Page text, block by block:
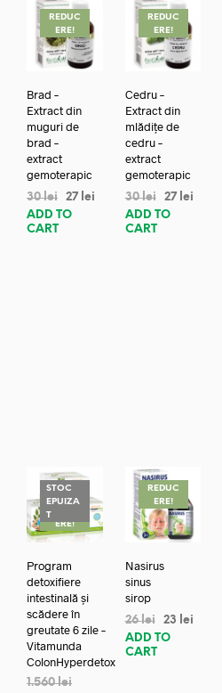
REDUC
ERE!
Brad –
Extract din
muguri de
brad –
extract
gemoterapic
30lei 27 lei
ADD TO
CART
REDUC
ERE!
Cedru –
Extract din
mlădițe de
cedru –
extract
gemoterapic
30lei 27 lei
ADD TO
CART
STOC
EPUIZA
TREDUC
ERE!
Program
detoxifiere
intestinală și
scădere în
greutate 6 zile –
Vitamunda
ColonHyperdetox
1.560lei
REDUC
ERE!
Nasirus
sinus
sirop
26lei 23
lei
ADD TO
CART